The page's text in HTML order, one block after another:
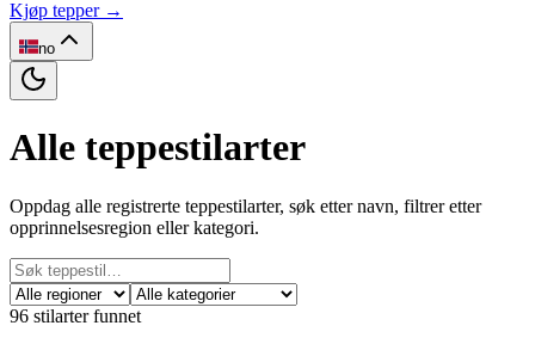
Kjøp tepper →
no
Alle teppestilarter
Oppdag alle registrerte teppestilarter, søk etter navn, filtrer etter
opprinnelsesregion eller kategori.
96 stilarter funnet